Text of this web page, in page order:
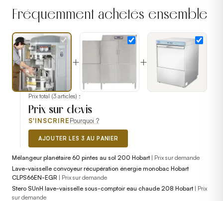
son mode remuage s'adaptent à chaque texture et recette.
la marque de confiance des professionnels de la cuisine
pour la durabilité et la performance de ses équipements
lourds. Certifié NSF et UL Canada.
Fréquemment achetés ensemble
+ +
Prix total (3 articles) :
Prix sur devis
S'INSCRIREPourquoi ?
AJOUTER LES 3 AU PANIER
Mélangeur planétaire 60 pintes au sol 200 Hobart| Prix sur demande
Lave-vaisselle convoyeur récupération énergie monobac Hobart
CLPS66EN-EGR | Prix sur demande
Stero SUnH lave-vaisselle sous-comptoir eau chaude 208 Hobart| Prix
sur demande